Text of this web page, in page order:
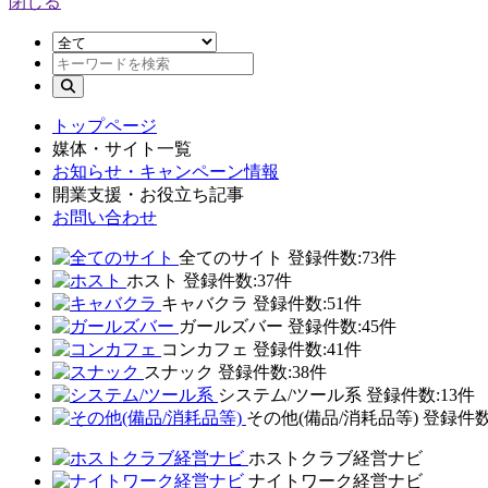
トップページ
媒体・サイト一覧
お知らせ・キャンペーン情報
開業支援・お役立ち記事
お問い合わせ
全てのサイト 登録件数:73件
ホスト 登録件数:37件
キャバクラ 登録件数:51件
ガールズバー 登録件数:45件
コンカフェ 登録件数:41件
スナック 登録件数:38件
システム/ツール系 登録件数:13件
その他(備品/消耗品等) 登録件
ホストクラブ経営ナビ
ナイトワーク経営ナビ